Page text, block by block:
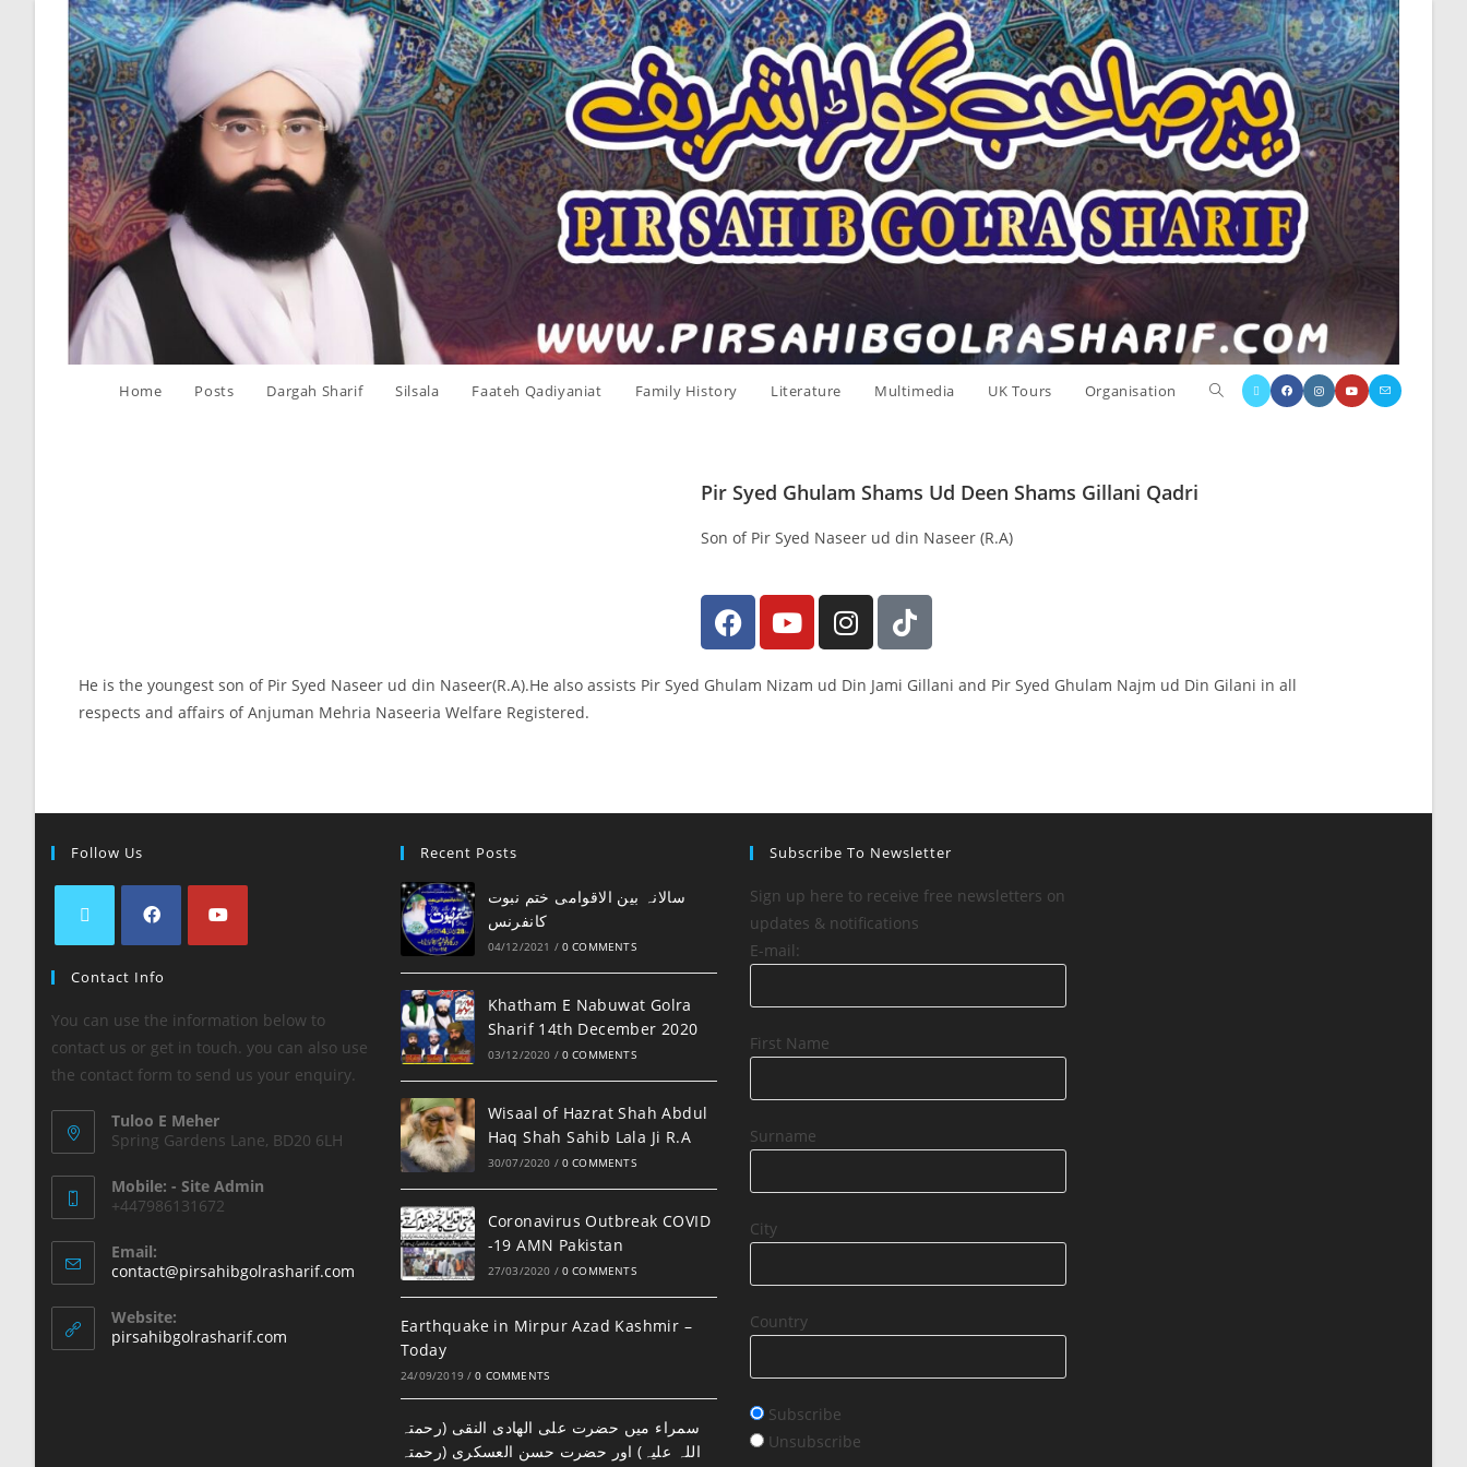
Home Posts Dargah Sharif Silsala Faateh Qadiyaniat Family History Literature Multimedia UK Tours Organisation
Pir Syed Ghulam Shams Ud Deen Shams Gillani Qadri
Son of Pir Syed Naseer ud din Naseer (R.A)
He is the youngest son of Pir Syed Naseer ud din Naseer(R.A).He also assists Pir Syed Ghulam Nizam ud Din Jami Gillani and Pir Syed Ghulam Najm ud Din Gilani in all
respects and affairs of Anjuman Mehria Naseeria Welfare Registered.
Follow Us
Contact Info
You can use the information below to
contact us or get in touch. you can also use
the contact form to send us your enquiry.
Tuloo E Meher
Spring Gardens Lane, BD20 6LH
Mobile: - Site Admin
+447986131672
Email:
contact@pirsahibgolrasharif.com
Website:
pirsahibgolrasharif.com
Recent Posts
کانفرنس
04/12/2021 / 0 COMMENTS
Khatham E Nabuwat Golra
Sharif 14th December 2020
03/12/2020 / 0 COMMENTS
Wisaal of Hazrat Shah Abdul
Haq Shah Sahib Lala Ji R.A
30/07/2020 / 0 COMMENTS
Coronavirus Outbreak COVID
-19 AMN Pakistan
27/03/2020 / 0 COMMENTS
Earthquake in Mirpur Azad Kashmir –
Today
24/09/2019 / 0 COMMENTS
سمراء میں حضرت علی الھادی النقی (رحمتہ
اللہ علیہ) اور حضرت حسن العسکری (رحمتہ
Subscribe To Newsletter
Sign up here to receive free newsletters on
updates & notifications
E-mail:
First Name
Surname
City
Country
Subscribe
Unsubscribe